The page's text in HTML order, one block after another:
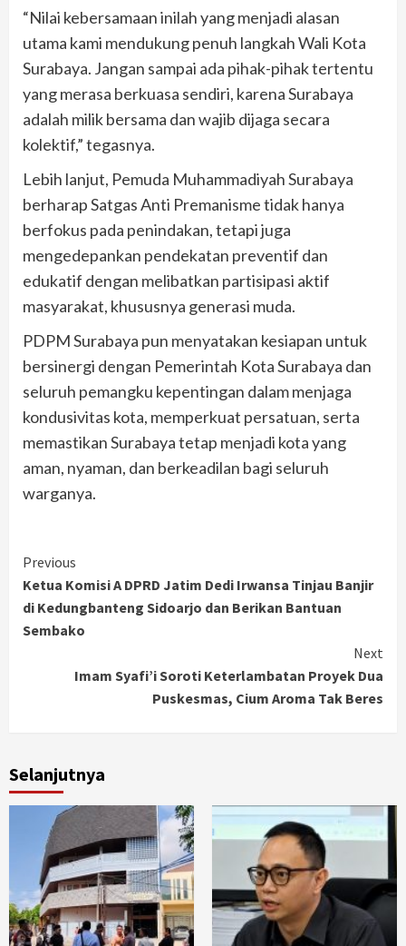
“Nilai kebersamaan inilah yang menjadi alasan
utama kami mendukung penuh langkah Wali Kota
Surabaya. Jangan sampai ada pihak-pihak tertentu
yang merasa berkuasa sendiri, karena Surabaya
adalah milik bersama dan wajib dijaga secara
kolektif,” tegasnya.
Lebih lanjut, Pemuda Muhammadiyah Surabaya
berharap Satgas Anti Premanisme tidak hanya
berfokus pada penindakan, tetapi juga
mengedepankan pendekatan preventif dan
edukatif dengan melibatkan partisipasi aktif
masyarakat, khususnya generasi muda.
PDPM Surabaya pun menyatakan kesiapan untuk
bersinergi dengan Pemerintah Kota Surabaya dan
seluruh pemangku kepentingan dalam menjaga
kondusivitas kota, memperkuat persatuan, serta
memastikan Surabaya tetap menjadi kota yang
aman, nyaman, dan berkeadilan bagi seluruh
warganya.
Continue
Reading
Previous
Ketua Komisi A DPRD Jatim Dedi Irwansa Tinjau Banjir
di Kedungbanteng Sidoarjo dan Berikan Bantuan
Sembako
Next
Imam Syafi’i Soroti Keterlambatan Proyek Dua
Puskesmas, Cium Aroma Tak Beres
Selanjutnya